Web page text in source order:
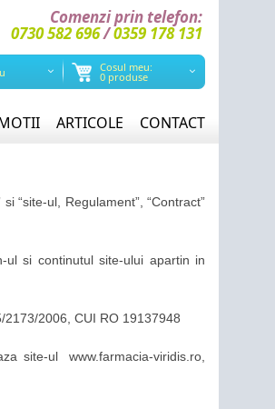
Comenzi prin telefon:
0730 582 696/0359 178 131
Cosul meu:
0 produse
ARTICOLE CONTACT
“site-ul, Regulament”, “Contract”
ul si continutul site-ului apartin in
2006, CUI RO 19137948
site-ul www.farmacia-viridis.ro,